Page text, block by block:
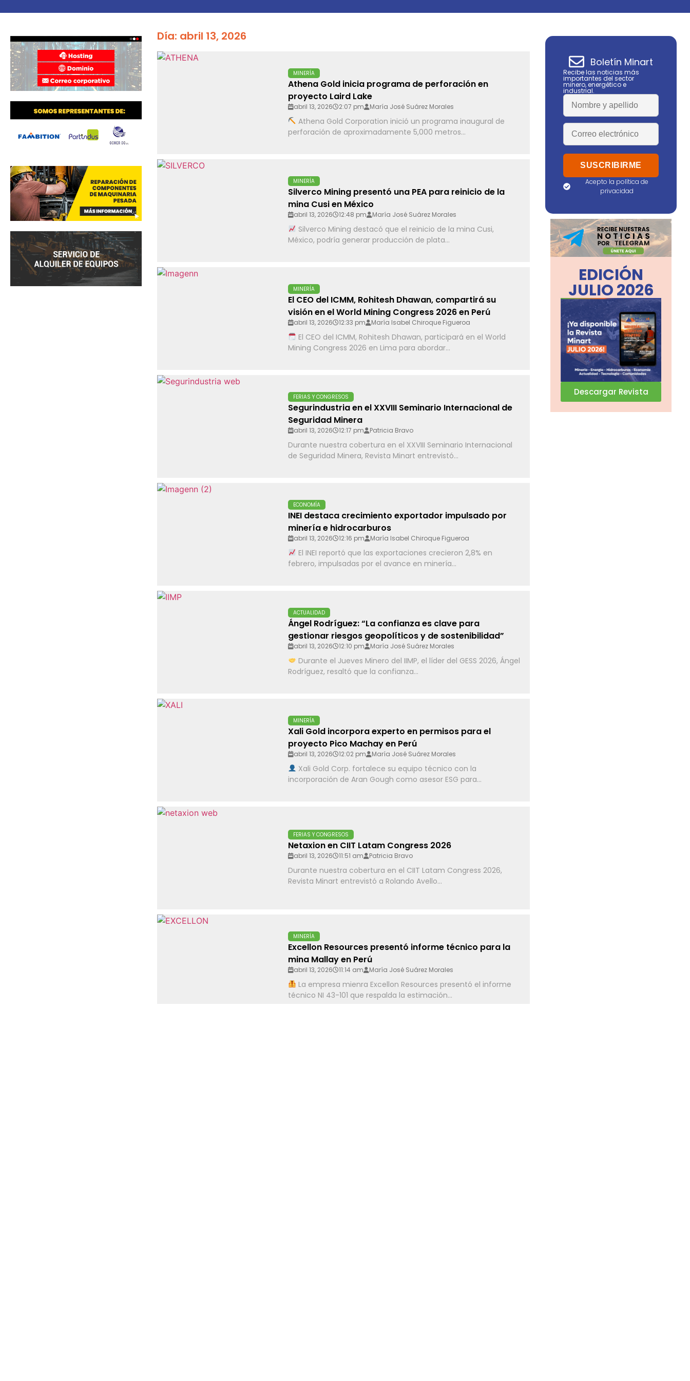
Día: abril 13, 2026
MINERÍA
Athena Gold inicia programa de perforación en
proyecto Laird Lake
abril 13, 2026 2:07 pm María José Suárez Morales
Athena Gold Corporation inició un programa inaugural de
perforación de aproximadamente 5,000 metros...
MINERÍA
Silverco Mining presentó una PEA para reinicio de la
mina Cusi en México
abril 13, 2026 12:48 pm María José Suárez Morales
Silverco Mining destacó que el reinicio de la mina Cusi,
México, podría generar producción de plata...
MINERÍA
El CEO del ICMM, Rohitesh Dhawan, compartirá su
visión en el World Mining Congress 2026 en Perú
abril 13, 2026 12:33 pm María Isabel Chiroque Figueroa
El CEO del ICMM, Rohitesh Dhawan, participará en el World
Mining Congress 2026 en Lima para abordar...
FERIAS Y CONGRESOS
Segurindustria en el XXVIII Seminario Internacional de
Seguridad Minera
abril 13, 2026 12:17 pm Patricia Bravo
Durante nuestra cobertura en el XXVIII Seminario Internacional
de Seguridad Minera, Revista Minart entrevistó...
ECONOMÍA
INEI destaca crecimiento exportador impulsado por
minería e hidrocarburos
abril 13, 2026 12:16 pm María Isabel Chiroque Figueroa
El INEI reportó que las exportaciones crecieron 2,8% en
febrero, impulsadas por el avance en minería...
ACTUALIDAD
Ángel Rodríguez: “La confianza es clave para
gestionar riesgos geopolíticos y de sostenibilidad”
abril 13, 2026 12:10 pm María José Suárez Morales
Durante el Jueves Minero del IIMP, el líder del GESS 2026, Ángel
Rodríguez, resaltó que la confianza...
MINERÍA
Xali Gold incorpora experto en permisos para el
proyecto Pico Machay en Perú
abril 13, 2026 12:02 pm María José Suárez Morales
Xali Gold Corp. fortalece su equipo técnico con la
incorporación de Aran Gough como asesor ESG para...
FERIAS Y CONGRESOS
Netaxion en CIIT Latam Congress 2026
abril 13, 2026 11:51 am Patricia Bravo
Durante nuestra cobertura en el CIIT Latam Congress 2026,
Revista Minart entrevistó a Rolando Avello...
MINERÍA
Excellon Resources presentó informe técnico para la
mina Mallay en Perú
abril 13, 2026 11:14 am María José Suárez Morales
La empresa mienra Excellon Resources presentó el informe
técnico NI 43-101 que respalda la estimación...
Boletín Minart
Recibe las noticias más
importantes del sector
minero, energético e
industrial.
Acepto la política de
privacidad
EDICIÓN
JULIO 2026
Descargar Revista